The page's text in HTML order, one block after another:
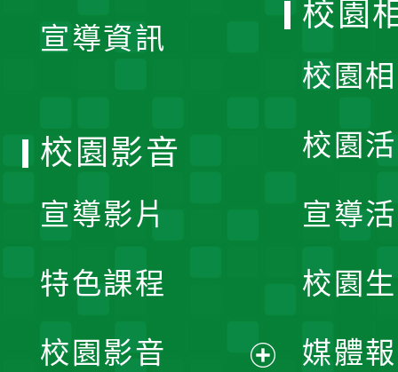
宣導資訊
校園
校園
校園
宣導
校園
媒體
校園影音
宣導影片
特色課程
校園影音